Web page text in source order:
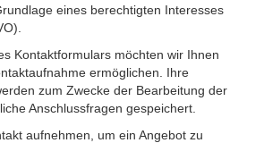
eines berechtigten Interesses
Kontaktformulars möchten wir Ihnen
ermöglichen. Ihre
zum Zwecke der Bearbeitung der
Anschlussfragen gespeichert.
aufnehmen, um ein Angebot zu